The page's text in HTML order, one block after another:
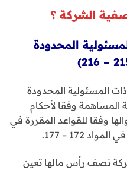
الشركة ؟
المحدودة
المسئولية المحدودة
المساهمة وفقا لأحكام
أموالها وفقا للقواعد المقررة في
172 – 177.
نصف رأس مالها تعين